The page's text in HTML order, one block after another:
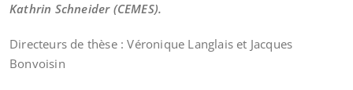
Kathrin Schneider (CEMES).
Directeurs de thèse : Véronique Langlais et Jacques
Bonvoisin